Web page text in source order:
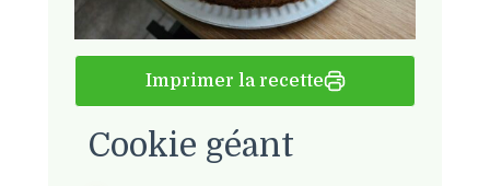
Imprimer la recette
Cookie géant